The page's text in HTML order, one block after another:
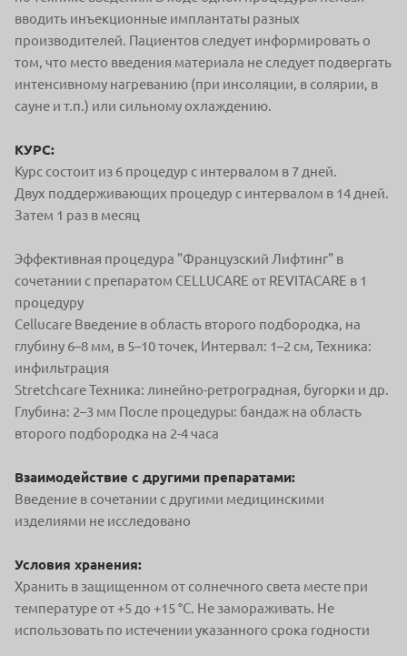
вводить инъекционные имплантаты разных
производителей. Пациентов следует информировать о
том, что место введения материала не следует подвергать
интенсивному нагреванию (при инсоляции, в солярии, в
сауне и т.п.) или сильному охлаждению.
КУРС:
Курс состоит из 6 процедур с интервалом в 7 дней.
Двух поддерживающих процедур с интервалом в 14 дней.
Затем 1 раз в месяц
Эффективная процедура "Французский Лифтинг" в
сочетании с препаратом CELLUCARE от REVITACARE в 1
процедуру
Cellucare Введение в область второго подбородка, на
глубину 6–8 мм, в 5–10 точек, Интервал: 1–2 см, Техника:
инфильтрация
Stretchcare Техника: линейно-ретроградная, бугорки и др.
Глубина: 2–3 мм После процедуры: бандаж на область
второго подбородка на 2-4 часа
Взаимодействие с другими препаратами:
Введение в сочетании с другими медицинскими
изделиями не исследовано
Условия хранения:
Хранить в защищенном от солнечного света месте при
температуре от +5 до +15 °С. Не замораживать. Не
использовать по истечении указанного срока годности